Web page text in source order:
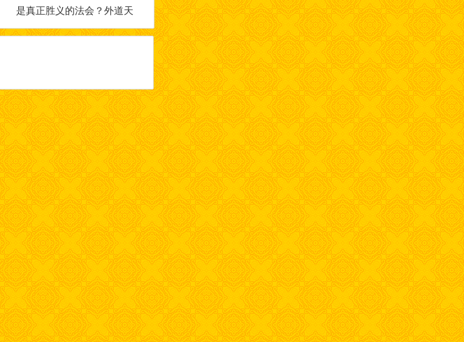
是真正胜义的法会？外道天
神皈依南无羌佛的事迹